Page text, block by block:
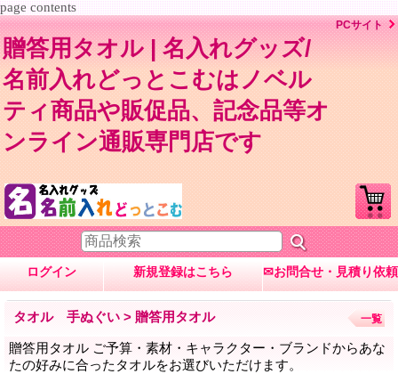
page contents
贈答用タオル | 名入れグッズ/
名前入れどっとこむはノベル
ティ商品や販促品、記念品等オ
ンライン通販専門店です
PCサイト
ログイン 新規登録はこちら ✉お問合せ・見積り依頼
タオル 手ぬぐい > 贈答用タオル
贈答用タオル ご予算・素材・キャラクター・ブランドからあな
たの好みに合ったタオルをお選びいただけます。
一覧